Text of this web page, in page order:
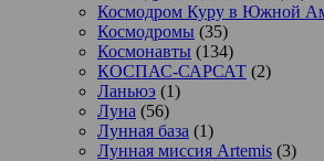
Космодром Куру в Южной
Космодромы (35)
Космонавты (134)
КОСПАС-САРСАТ (2)
Ланьюэ (1)
Луна (56)
Лунная база (1)
Лунная миссия Artemis (3)